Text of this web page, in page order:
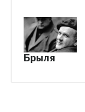
Брыля